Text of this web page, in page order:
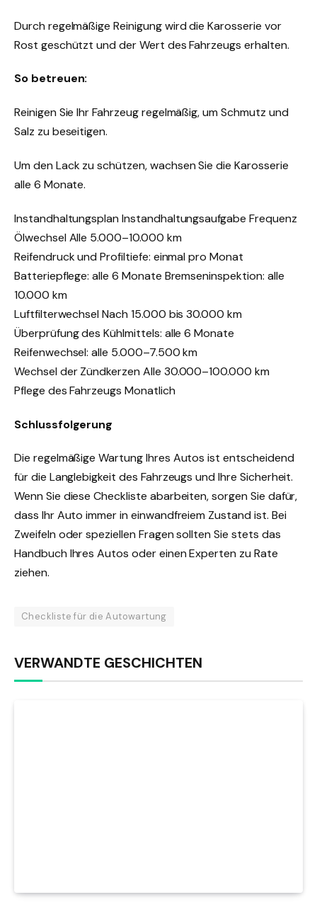
Durch regelmäßige Reinigung wird die Karosserie vor
Rost geschützt und der Wert des Fahrzeugs erhalten.
So betreuen:
Reinigen Sie Ihr Fahrzeug regelmäßig, um Schmutz und
Salz zu beseitigen.
Um den Lack zu schützen, wachsen Sie die Karosserie
alle 6 Monate.
Instandhaltungsplan Instandhaltungsaufgabe Frequenz
Ölwechsel Alle 5.000–10.000 km
Reifendruck und Profiltiefe: einmal pro Monat
Batteriepflege: alle 6 Monate Bremseninspektion: alle
10.000 km
Luftfilterwechsel Nach 15.000 bis 30.000 km
Überprüfung des Kühlmittels: alle 6 Monate
Reifenwechsel: alle 5.000–7.500 km
Wechsel der Zündkerzen Alle 30.000–100.000 km
Pflege des Fahrzeugs Monatlich
Schlussfolgerung
Die regelmäßige Wartung Ihres Autos ist entscheidend
für die Langlebigkeit des Fahrzeugs und Ihre Sicherheit.
Wenn Sie diese Checkliste abarbeiten, sorgen Sie dafür,
dass Ihr Auto immer in einwandfreiem Zustand ist. Bei
Zweifeln oder speziellen Fragen sollten Sie stets das
Handbuch Ihres Autos oder einen Experten zu Rate
ziehen.
Checkliste für die Autowartung
VERWANDTE GESCHICHTEN